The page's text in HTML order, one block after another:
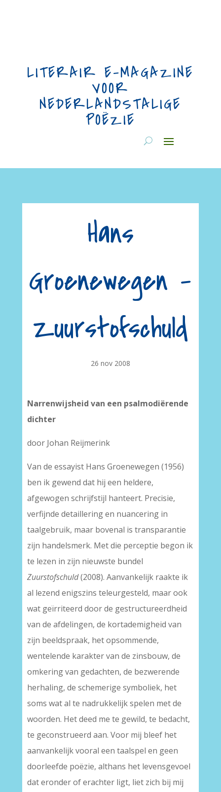
LITERAIR E-MAGAZINE
VOOR
NEDERLANDSTALIGE
POËZIE
Hans
Groenewegen –
Zuurstofschuld
26 nov 2008
Narrenwijsheid van een psalmodiërende
dichter
door Johan Reijmerink
Van de essayist Hans Groenewegen (1956)
ben ik gewend dat hij een heldere,
afgewogen schrijfstijl hanteert. Precisie,
verfijnde detaillering en nuancering in
taalgebruik, maar bovenal is transparantie
zijn handelsmerk. Met die perceptie begon ik
te lezen in zijn nieuwste bundel
Zuurstofschuld(2008). Aanvankelijk raakte ik
al lezend enigszins teleurgesteld, maar ook
wat geïrriteerd door de gestructureerdheid
van de afdelingen, de kortademigheid van
zijn beeldspraak, het opsommende,
wentelende karakter van de zinsbouw, de
omkering van gedachten, de bezwerende
herhaling, de schemerige symboliek, het
soms wat al te nadrukkelijk spelen met de
woorden. Het deed me te gewild, te bedacht,
te geconstrueerd aan. Voor mij bleef het
aanvankelijk vooral een taalspel en geen
doorleefde poëzie, althans het levensgevoel
dat eronder of erachter ligt, liet zich bij mij